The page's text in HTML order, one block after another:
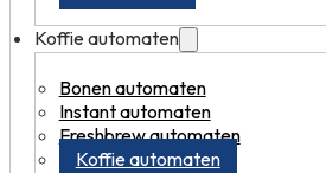
Koffie automaten
Bonen automaten
Instant automaten
Freshbrew automaten
Koffie automaten